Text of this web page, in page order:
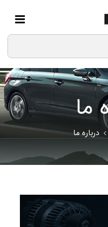
ما
درباره ما